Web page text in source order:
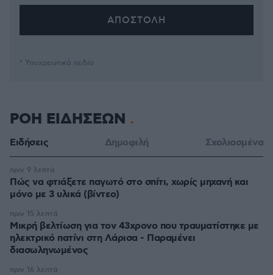
* Υποχρεωτικά πεδία
ΡΟΗ ΕΙΔΗΣΕΩΝ
Ειδήσεις Δημοφιλή Σχολιασμένα
Πώς να φτιάξετε παγωτό στο σπίτι, χωρίς μηχανή και
μόνο με 3 υλικά (βίντεο)
πριν 9 λεπτά
Μικρή βελτίωση για τον 43χρονο που τραυματίστηκε με
ηλεκτρικό πατίνι στη Λάρισα - Παραμένει
διασωληνωμένος
πριν 15 λεπτά
πριν 16 λεπτά